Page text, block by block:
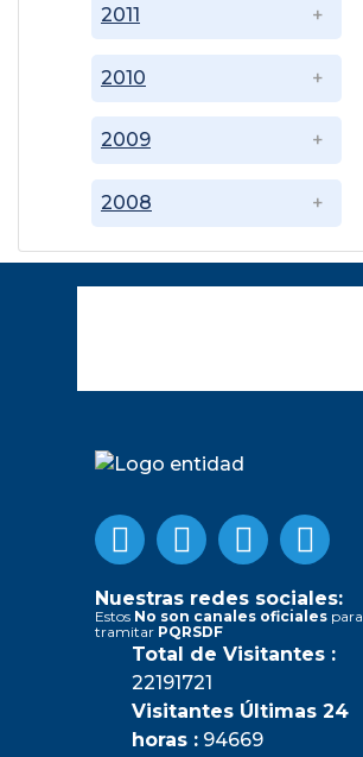
2008
2009
2010
2011
Nuestras redes sociales:
Estos No son canales oficiales para
tramitar PQRSDF
Total de Visitantes :
22191721
Visitantes Últimas 24
horas : 94669